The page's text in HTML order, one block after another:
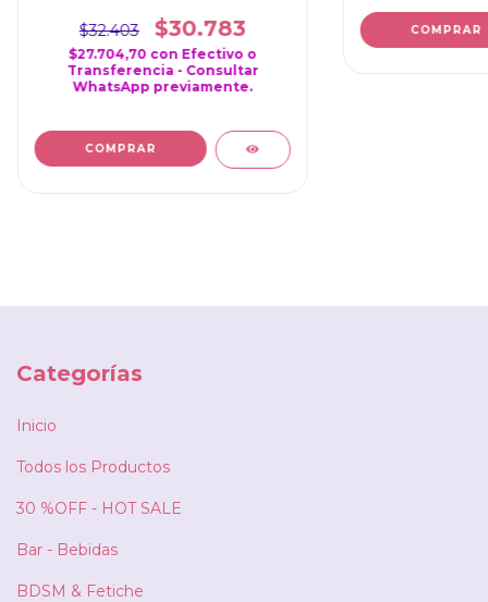
$32.403 $30.783
$27.704,70 con Efectivo o
Transferencia - Consultar
WhatsApp previamente.
COMPRAR
COMPRAR
Categorías
Inicio
Todos los Productos
30 %OFF - HOT SALE
Bar - Bebidas
BDSM & Fetiche